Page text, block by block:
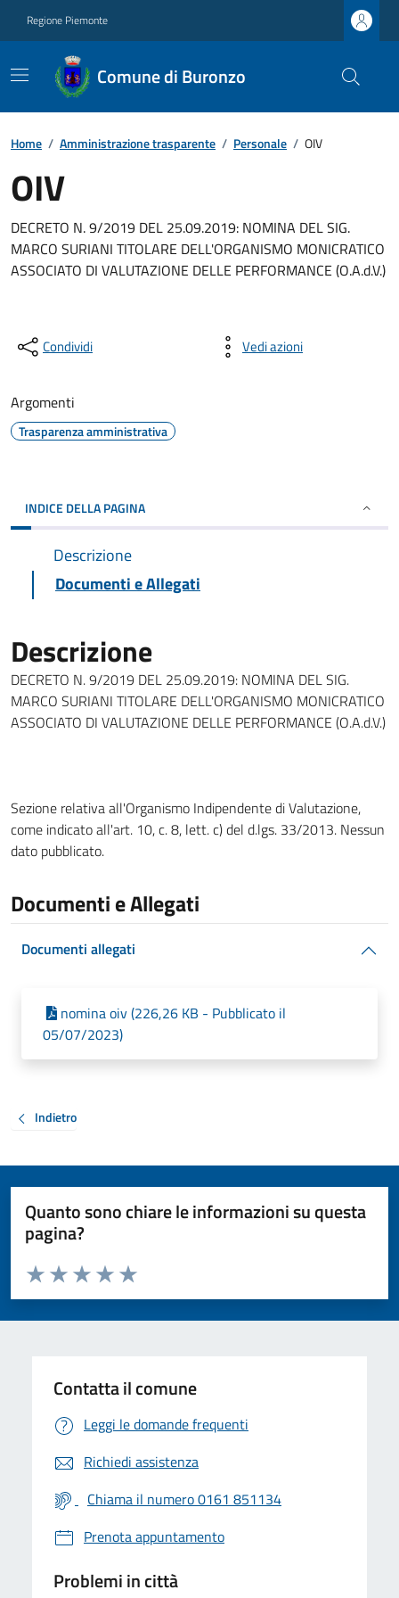
Regione Piemonte
Comune di Buronzo
Home / Amministrazione trasparente / Personale / OIV
OIV
DECRETO N. 9/2019 DEL 25.09.2019: NOMINA DEL SIG.
MARCO SURIANI TITOLARE DELL'ORGANISMO MONICRATICO
ASSOCIATO DI VALUTAZIONE DELLE PERFORMANCE (O.A.d.V.)
Condividi Vedi azioni
Argomenti
Trasparenza amministrativa
INDICE DELLA PAGINA
Descrizione
Documenti e Allegati
Descrizione
DECRETO N. 9/2019 DEL 25.09.2019: NOMINA DEL SIG.
MARCO SURIANI TITOLARE DELL'ORGANISMO MONICRATICO
ASSOCIATO DI VALUTAZIONE DELLE PERFORMANCE (O.A.d.V.)
Sezione relativa all'Organismo Indipendente di Valutazione,
come indicato all'art. 10, c. 8, lett. c) del d.lgs. 33/2013. Nessun
dato pubblicato.
Documenti e Allegati
Documenti allegati
nomina oiv (226,26 KB - Pubblicato il
05/07/2023)
Indietro
Quanto sono chiare le informazioni su questa
pagina?
Valuta da 1 a 5 stelle la pagina
Valuta 5 stelle su 5
Valuta 4 stelle su 5
Valuta 3 stelle su 5
Valuta 2 stelle su 5
Valuta 1 stelle su 5
Contatta il comune
Leggi le domande frequenti
Richiedi assistenza
Chiama il numero 0161 851134
Prenota appuntamento
Problemi in città